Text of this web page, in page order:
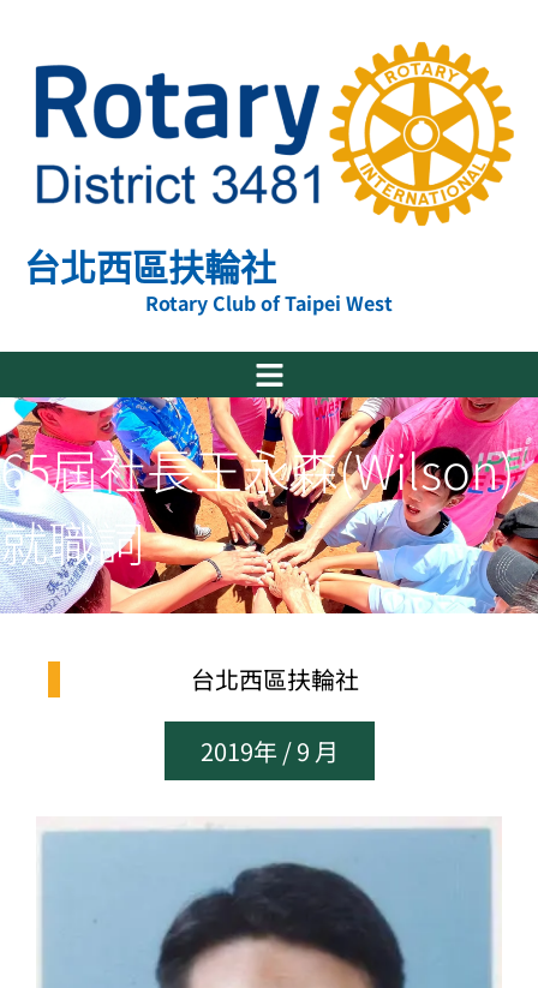
台北西區扶輪社
Rotary Club of Taipei West
65屆社長王永森(Wilson)
就職詞
台北西區扶輪社
2019年 / 9 月